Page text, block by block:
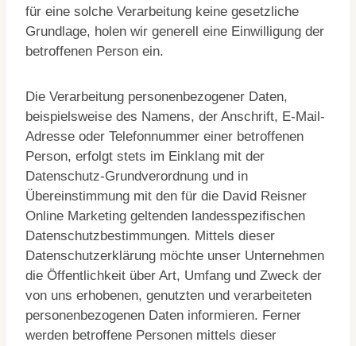
für eine solche Verarbeitung keine gesetzliche
Grundlage, holen wir generell eine Einwilligung der
betroffenen Person ein.
Die Verarbeitung personenbezogener Daten,
beispielsweise des Namens, der Anschrift, E-Mail-
Adresse oder Telefonnummer einer betroffenen
Person, erfolgt stets im Einklang mit der
Datenschutz-Grundverordnung und in
Übereinstimmung mit den für die David Reisner
Online Marketing geltenden landesspezifischen
Datenschutzbestimmungen. Mittels dieser
Datenschutzerklärung möchte unser Unternehmen
die Öffentlichkeit über Art, Umfang und Zweck der
von uns erhobenen, genutzten und verarbeiteten
personenbezogenen Daten informieren. Ferner
werden betroffene Personen mittels dieser